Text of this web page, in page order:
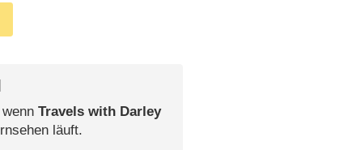
Travels with Darley
läuft.